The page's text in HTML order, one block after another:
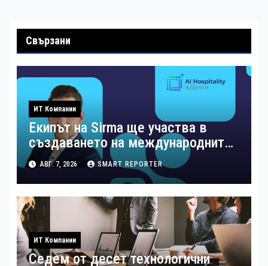
Свързани
ИТ Компании
Екипът на Sirma ще участва в
създаването на международните
стандарти за навлизане на
изкуствен интелект в
хотелиерството
АВГ. 7, 2026 SMART REPORTER
ИТ Компании
Седем от десет технологични